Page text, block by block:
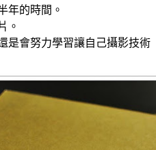
年的時間。
。
是會努力學習讓自己攝影技術